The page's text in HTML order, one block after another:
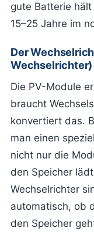
gute Batterie
15–25 Jahre im
Der
Wechselrichter)
Die PV-Module
braucht
konvertiert das.
man einen
nicht nur die
den Speicher
Wechselrichter
automatisch, ob
den Speicher